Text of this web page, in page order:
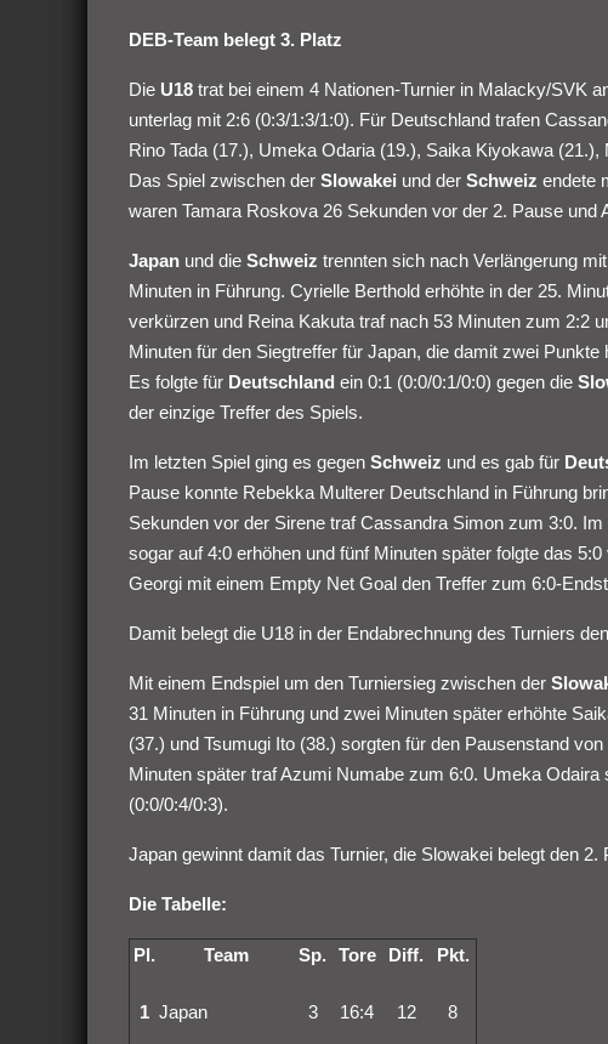
DEB-Team belegt 3. Platz
Die U18 trat bei einem 4 Nationen-Turnier in Malacky/SVK
unterlag mit 2:6 (0:3/1:3/1:0). Für Deutschland trafen
Rino Tada (17.), Umeka Odaria (19.), Saika Kiyokawa
Das Spiel zwischen der Slowakei und der Schweiz endete
waren Tamara Roskova 26 Sekunden vor der 2. Pause
Japan und die Schweiz trennten sich nach Verlängerung
Minuten in Führung. Cyrielle Berthold erhöhte in der 25.
verkürzen und Reina Kakuta traf nach 53 Minuten zum 2:2
Minuten für den Siegtreffer für Japan, die damit zwei
Es folgte für Deutschland ein 0:1 (0:0/0:1/0:0) gegen die
der einzige Treffer des Spiels.
Im letzten Spiel ging es gegen Schweiz und es gab für
Pause konnte Rebekka Multerer Deutschland in Führung
Sekunden vor der Sirene traf Cassandra Simon zum 3:0.
sogar auf 4:0 erhöhen und fünf Minuten später folgte das
Georgi mit einem Empty Net Goal den Treffer zum 6:0-
Damit belegt die U18 in der Endabrechnung des Turniers
Mit einem Endspiel um den Turniersieg zwischen der
31 Minuten in Führung und zwei Minuten später erhöhte
(37.) und Tsumugi Ito (38.) sorgten für den Pausenstand
Minuten später traf Azumi Numabe zum 6:0. Umeka
(0:0/0:4/0:3).
Japan gewinnt damit das Turnier, die Slowakei belegt den 2.
Die Tabelle:
Pl. Team Sp. Tore Diff. Pkt.
1 Japan 3 16:4 12 8